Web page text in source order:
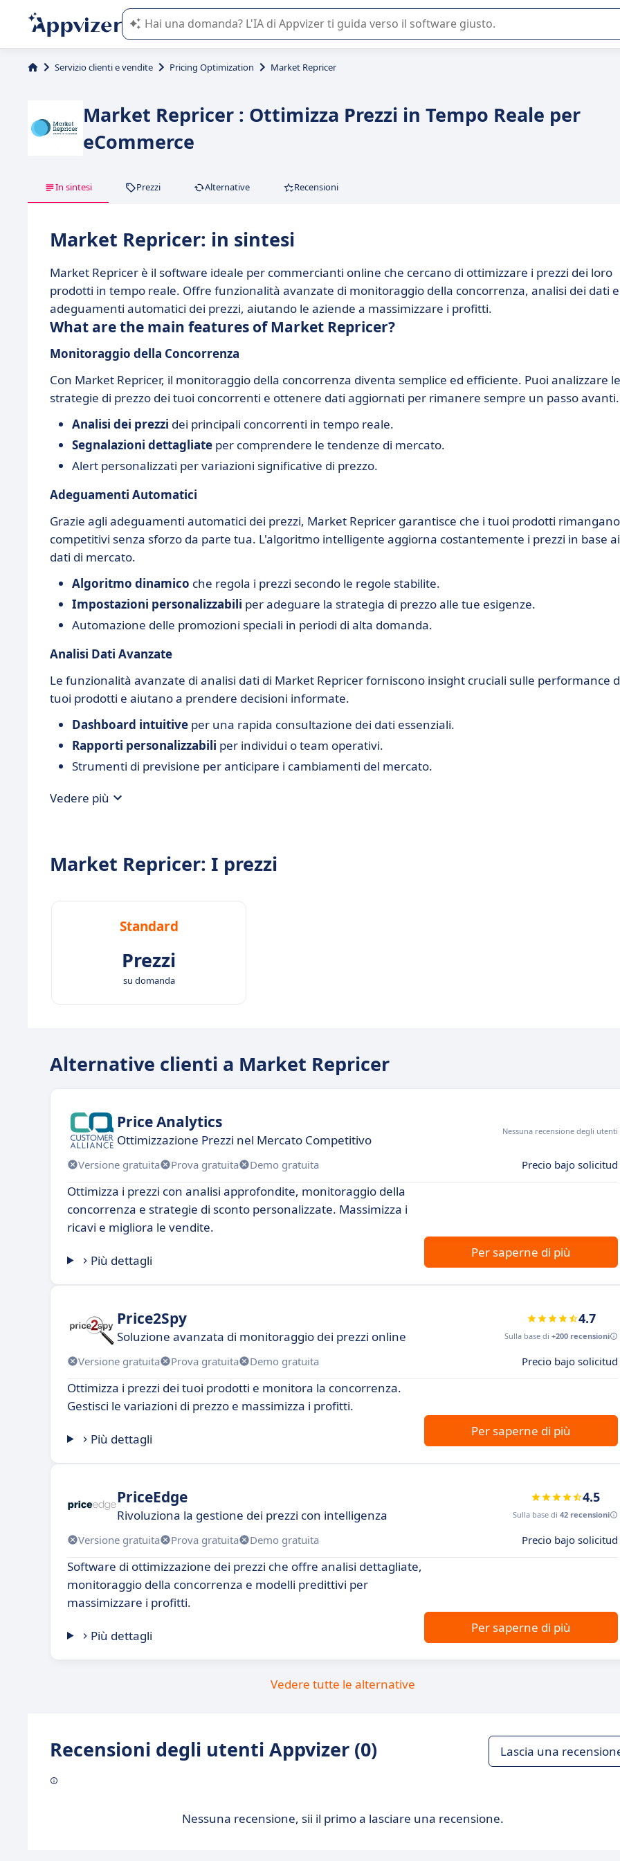
L'IA di Appvizer vi guida nell'utilizzo o nella scelta di un software SaaS per la vostra azienda.
Servizio clienti e vendite Pricing Optimization Market Repricer
Market Repricer : Ottimizza Prezzi in Tempo Reale per
eCommerce
In sintesi Prezzi Alternative Recensioni
Market Repricer: in sintesi
Market Repricer è il software ideale per commercianti online che cercano di ottimizzare i prezzi dei loro
prodotti in tempo reale. Offre funzionalità avanzate di monitoraggio della concorrenza, analisi dei dati e
adeguamenti automatici dei prezzi, aiutando le aziende a massimizzare i profitti.
What are the main features of Market Repricer?
Monitoraggio della Concorrenza
Con Market Repricer, il monitoraggio della concorrenza diventa semplice ed efficiente. Puoi analizzare le
strategie di prezzo dei tuoi concorrenti e ottenere dati aggiornati per rimanere sempre un passo avanti.
Analisi dei prezzi dei principali concorrenti in tempo reale.
Segnalazioni dettagliate per comprendere le tendenze di mercato.
Alert personalizzati per variazioni significative di prezzo.
Adeguamenti Automatici
Grazie agli adeguamenti automatici dei prezzi, Market Repricer garantisce che i tuoi prodotti rimangano
competitivi senza sforzo da parte tua. L'algoritmo intelligente aggiorna costantemente i prezzi in base ai
dati di mercato.
Algoritmo dinamico che regola i prezzi secondo le regole stabilite.
Impostazioni personalizzabili per adeguare la strategia di prezzo alle tue esigenze.
Automazione delle promozioni speciali in periodi di alta domanda.
Analisi Dati Avanzate
Le funzionalità avanzate di analisi dati di Market Repricer forniscono insight cruciali sulle performance
tuoi prodotti e aiutano a prendere decisioni informate.
Dashboard intuitive per una rapida consultazione dei dati essenziali.
Rapporti personalizzabili per individui o team operativi.
Strumenti di previsione per anticipare i cambiamenti del mercato.
Vedere più
Market Repricer: I prezzi
Standard
Prezzi
su domanda
Alternative clienti a Market Repricer
Price Analytics
Ottimizzazione Prezzi nel Mercato Competitivo
Nessuna recensione degli utenti
Versione gratuita Prova gratuita Demo gratuita Precio bajo solicitud
Ottimizza i prezzi con analisi approfondite, monitoraggio della
concorrenza e strategie di sconto personalizzate. Massimizza i
ricavi e migliora le vendite.
Più dettagli
Per saperne di più
Price2Spy
Soluzione avanzata di monitoraggio dei prezzi online
4.7
Sulla base di +200 recensioni
Versione gratuita Prova gratuita Demo gratuita Precio bajo solicitud
Ottimizza i prezzi dei tuoi prodotti e monitora la concorrenza.
Gestisci le variazioni di prezzo e massimizza i profitti.
Più dettagli
Per saperne di più
PriceEdge
Rivoluziona la gestione dei prezzi con intelligenza
4.5
Sulla base di 42 recensioni
Versione gratuita Prova gratuita Demo gratuita Precio bajo solicitud
Software di ottimizzazione dei prezzi che offre analisi dettagliate,
monitoraggio della concorrenza e modelli predittivi per
massimizzare i profitti.
Più dettagli
Per saperne di più
Vedere tutte le alternative
Recensioni degli utenti Appvizer (0) Lascia una
Nessuna recensione, sii il primo a lasciare una recensione.